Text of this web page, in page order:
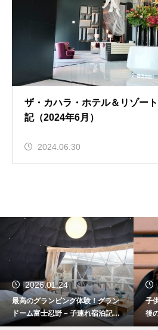
ザ・カハラ・ホテル＆リゾー
記（2024年6月）
2024.06.30
2026.01.24
最高のグランピング体験！グラン
ドーム富士忍野 – 子連れ宿泊記
（2025年11月）
子
後
た